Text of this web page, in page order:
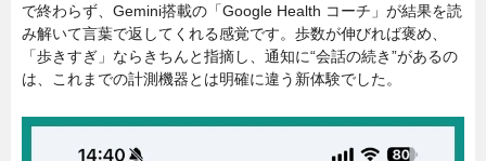
で終わらず、Gemini搭載の「Google Health コーチ」が結果を読
み解いて言葉で返してくれる感覚です。歩数が伸びれば褒め、
「歩きすぎ」ならきちんと指摘し、通知に“会話の続き”があるの
は、これまでの計測機器とは明確に違う新体験でした。